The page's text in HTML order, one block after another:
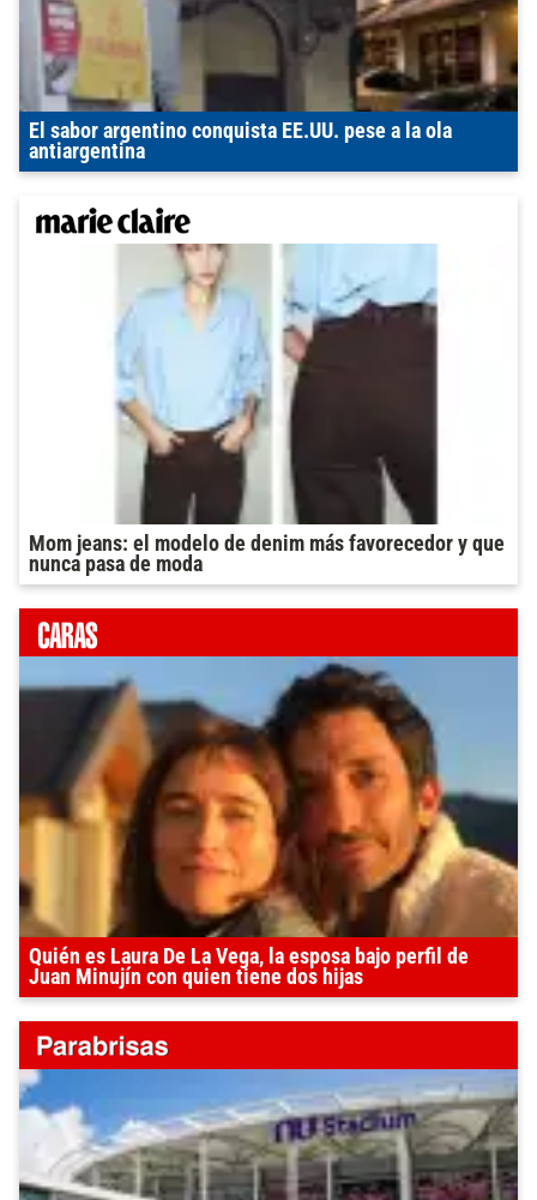
El sabor argentino conquista EE.UU. pese a la ola
antiargentina
Mom jeans: el modelo de denim más favorecedor y que
nunca pasa de moda
Quién es Laura De La Vega, la esposa bajo perfil de
Juan Minujín con quien tiene dos hijas